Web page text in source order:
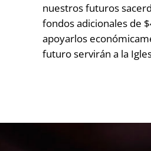
nuestros futuros
fondos adicionales de
apoyarlos
futuro servirán a la